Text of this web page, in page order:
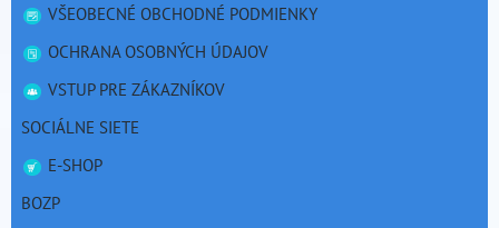
VŠEOBECNÉ OBCHODNÉ PODMIENKY
OCHRANA OSOBNÝCH ÚDAJOV
VSTUP PRE ZÁKAZNÍKOV
SOCIÁLNE SIETE
E-SHOP
BOZP